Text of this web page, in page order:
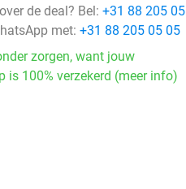
de deal? Bel: +31 88 205 05
met: +31 88 205 05 05
zorgen, want jouw
is 100% verzekerd (meer info)